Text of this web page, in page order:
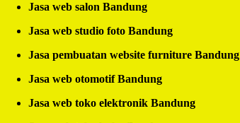
Jasa web salon Bandung
Jasa web studio foto Bandung
Jasa pembuatan website furniture Bandung
Jasa web otomotif Bandung
Jasa web toko elektronik Bandung